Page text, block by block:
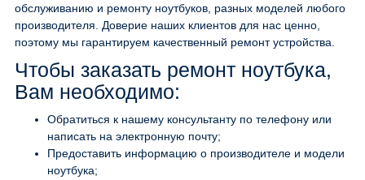
обслуживанию и ремонту ноутбуков, разных моделей любого
производителя. Доверие наших клиентов для нас ценно,
поэтому мы гарантируем качественный ремонт устройства.
Чтобы заказать ремонт ноутбука,
Вам необходимо:
Обратиться к нашему консультанту по телефону или
написать на электронную почту;
Предоставить информацию о производителе и модели
ноутбука;